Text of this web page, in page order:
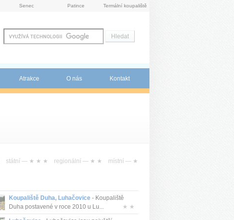
Senec Patince Termální koupaliště
Atrakce O nás Kontakt
státní — ★ ★ ★ regionální — ★ ★ místní — ★
Koupaliště Duha, Luhačovice- Koupaliště
Duha postavené v roce 2010 u Lu...
★ ★